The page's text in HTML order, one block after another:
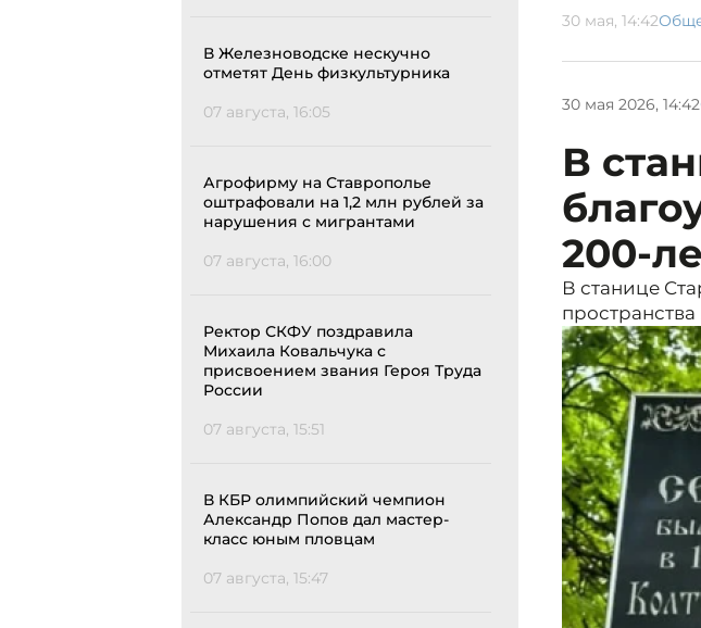
В Железноводске нескучно
отметят День физкультурника
07 августа, 16:05
Агрофирму на Ставрополье
оштрафовали на 1,2 млн рублей за
нарушения с мигрантами
07 августа, 16:00
Ректор СКФУ поздравила
Михаила Ковальчука с
присвоением звания Героя Труда
России
07 августа, 15:51
В КБР олимпийский чемпион
Александр Попов дал мастер-
класс юным пловцам
07 августа, 15:47
30 мая, 14:42
30 мая 2026, 14:42
В
200-
В станице
пространства